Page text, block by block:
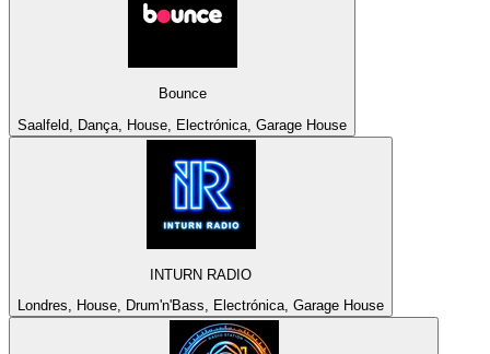
Bounce
Saalfeld, Dança, House, Electrónica, Garage House
INTURN RADIO
Londres, House, Drum'n'Bass, Electrónica, Garage House